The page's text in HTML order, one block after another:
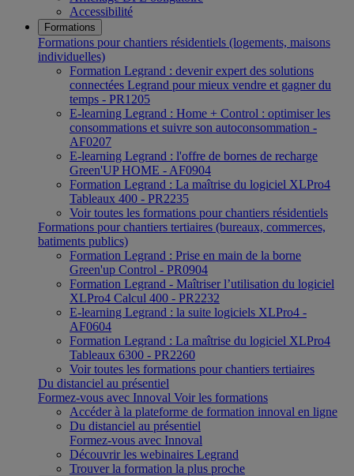
Accessibilité
Formations
Formations pour chantiers résidentiels (logements, maisons
individuelles)
Formation Legrand : devenir expert des solutions
connectées Legrand pour mieux vendre et gagner du
temps - PR1205
E-learning Legrand : Home + Control : optimiser les
consommations et suivre son autoconsommation -
AF0207
E-learning Legrand : l'offre de bornes de recharge
Green'UP HOME - AF0904
Formation Legrand : La maîtrise du logiciel XLPro4
Tableaux 400 - PR2235
Voir toutes les formations pour chantiers résidentiels
Formations pour chantiers tertiaires (bureaux, commerces,
batiments publics)
Formation Legrand : Prise en main de la borne
Green'up Control - PR0904
Formation Legrand - Maîtriser l’utilisation du logiciel
XLPro4 Calcul 400 - PR2232
E-learning Legrand : la suite logiciels XLPro4 -
AF0604
Formation Legrand : La maîtrise du logiciel XLPro4
Tableaux 6300 - PR2260
Voir toutes les formations pour chantiers tertiaires
Du distanciel au présentiel
Formez-vous avec Innoval Voir les formations
Accéder à la plateforme de formation innoval en ligne
Du distanciel au présentiel
Formez-vous avec Innoval
Découvrir les webinaires Legrand
Trouver la formation la plus proche